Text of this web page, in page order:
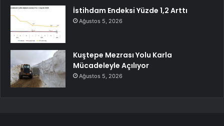
İstihdam Endeksi Yüzde 1,2 Arttı
Ağustos 5, 2026
Kuştepe Mezrası Yolu Karla
Mücadeleyle Açılıyor
Ağustos 5, 2026